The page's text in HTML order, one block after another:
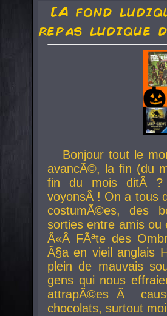
[A fond
repas ludique
Bonjour tout le
avancÃ©, la fin (du
fin du mois ditÂ ?
voyonsÂ ! On a tous
costumÃ©es, des
sorties entre amis
Â«Â FÃªte des
Ã§a en vieil anglais
plein de mauvais
gens qui nous
attrapÃ©es Ã
chocolats, surtout